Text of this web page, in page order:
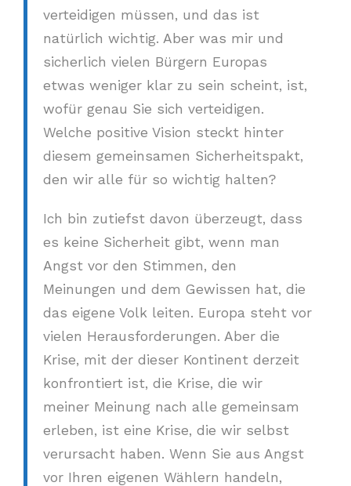
verteidigen müssen, und das ist
natürlich wichtig. Aber was mir und
sicherlich vielen Bürgern Europas
etwas weniger klar zu sein scheint, ist,
wofür genau Sie sich verteidigen.
Welche positive Vision steckt hinter
diesem gemeinsamen Sicherheitspakt,
den wir alle für so wichtig halten?
Ich bin zutiefst davon überzeugt, dass
es keine Sicherheit gibt, wenn man
Angst vor den Stimmen, den
Meinungen und dem Gewissen hat, die
das eigene Volk leiten. Europa steht vor
vielen Herausforderungen. Aber die
Krise, mit der dieser Kontinent derzeit
konfrontiert ist, die Krise, die wir
meiner Meinung nach alle gemeinsam
erleben, ist eine Krise, die wir selbst
verursacht haben. Wenn Sie aus Angst
vor Ihren eigenen Wählern handeln,